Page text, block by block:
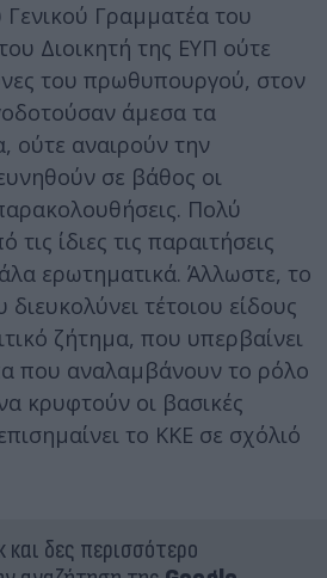
Γενικού Γραμματέα του
Διοικητή της ΕΥΠ ούτε
του πρωθυπουργού, στον
άμεσα τα
αναιρούν την
σε βάθος οι
Πολύ
ίδιες τις παραιτήσεις
ερωτηματικά. Άλλωστε, το
τέτοιου είδους
ζήτημα, που υπερβαίνει
που αναλαμβάνουν το ρόλο
κρυφτούν οι βασικές
το ΚΚΕ σε σχόλιό
και δες περισσότερο